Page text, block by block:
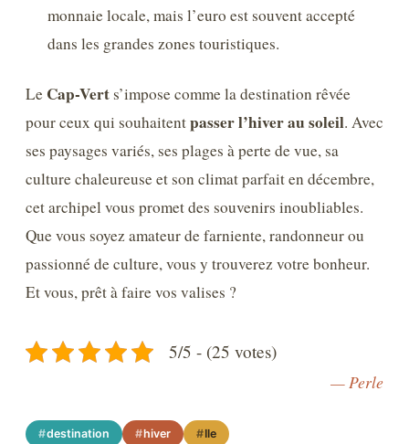
monnaie locale, mais l’euro est souvent accepté
dans les grandes zones touristiques.
Le Cap-Vert s’impose comme la destination rêvée
pour ceux qui souhaitentpasser l’hiver au soleil. Avec
ses paysages variés, ses plages à perte de vue, sa
culture chaleureuse et son climat parfait en décembre,
cet archipel vous promet des souvenirs inoubliables.
Que vous soyez amateur de farniente, randonneur ou
passionné de culture, vous y trouverez votre bonheur.
Et vous, prêt à faire vos valises ?
5/5 - (25 votes)
— Perle
destination hiver Ile